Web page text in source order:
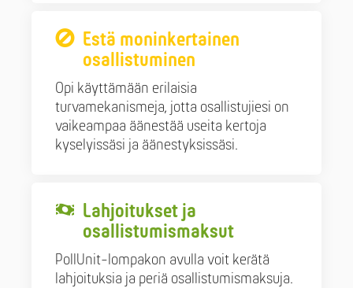
Estä moninkertainen
osallistuminen
Opi käyttämään erilaisia
turvamekanismeja, jotta osallistujiesi on
vaikeampaa äänestää useita kertoja
kyselyissäsi ja äänestyksissäsi.
Lahjoitukset ja
osallistumismaksut
PollUnit-lompakon avulla voit kerätä
lahjoituksia ja periä osallistumismaksuja.